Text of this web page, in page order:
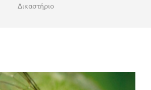
Δικαστήριο